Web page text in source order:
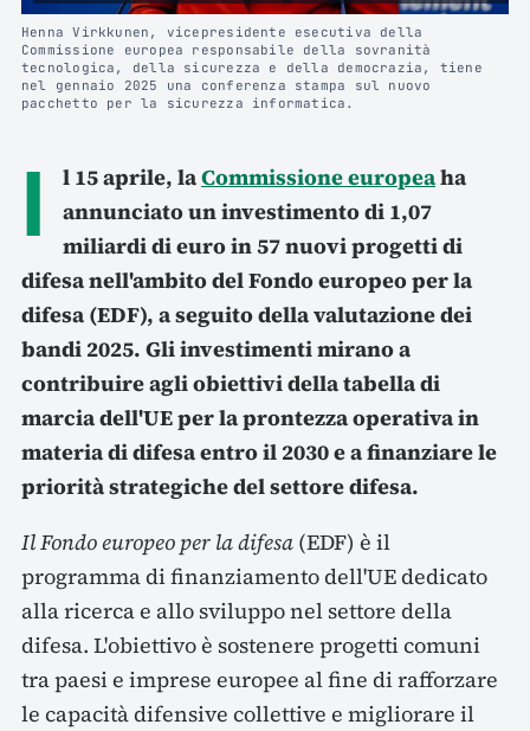
Henna Virkkunen, vicepresidente esecutiva della
Commissione europea responsabile della sovranità
tecnologica, della sicurezza e della democrazia, tiene
nel gennaio 2025 una conferenza stampa sul nuovo
pacchetto per la sicurezza informatica.
I l 15 aprile, laCommissione europeaha
annunciato un investimento di 1,07
miliardi di euro in 57 nuovi progetti di
difesa nell'ambito del Fondo europeo per la
difesa (EDF), a seguito della valutazione dei
bandi 2025. Gli investimenti mirano a
contribuire agli obiettivi della tabella di
marcia dell'UE per la prontezza operativa in
materia di difesa entro il 2030 e a finanziare le
priorità strategiche del settore difesa.
Il Fondo europeo per la difesa (EDF) è il
programma di finanziamento dell'UE dedicato
alla ricerca e allo sviluppo nel settore della
difesa. L'obiettivo è sostenere progetti comuni
tra paesi e imprese europee al fine di rafforzare
le capacità difensive collettive e migliorare il